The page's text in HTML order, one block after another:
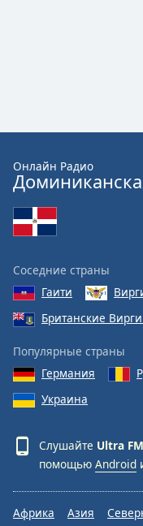
Font
Family
Close
Modal
Dialog
End
dialog
window.
Онлайн Радио
Соседние страны
Гаити
Британские
Популярные страны
Германия
Украина
Слушайте Ultra FM
помощью Android
Африка Азия